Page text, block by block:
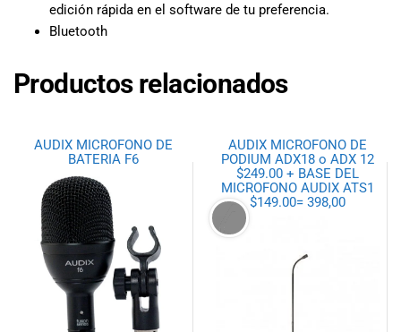
edición rápida en el software de tu preferencia.
Bluetooth
Productos relacionados
AUDIX MICROFONO DE
BATERIA F6
AUDIX MICROFONO DE
PODIUM ADX18 o ADX 12
$249.00 + BASE DEL
MICROFONO AUDIX ATS1
$149.00= 398,00